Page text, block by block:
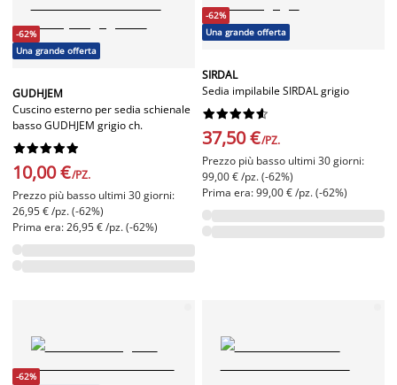
-62%
Una grande offerta
GUDHJEM
Cuscino esterno per sedia schienale
basso GUDHJEM grigio ch.






10,00 €/PZ.
Prezzo più basso ultimi 30 giorni:
26,95 € /pz. (-62%)
Prima era: 26,95 € /pz. (-62%)
-62%
Una grande offerta
SIRDAL
Sedia impilabile SIRDAL grigio






37,50 €/PZ.
Prezzo più basso ultimi 30 giorni:
99,00 € /pz. (-62%)
Prima era: 99,00 € /pz. (-62%)
-62%